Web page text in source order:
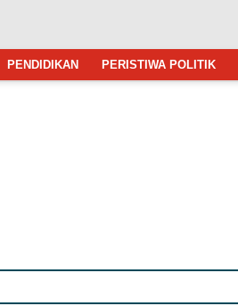
PENDIDIKAN PERISTIWA POLITIK